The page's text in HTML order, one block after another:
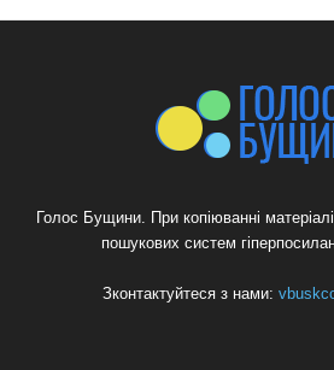
Голос Бущини. При копіюванні
пошукових систем
Зконтактуйтеся з нами: